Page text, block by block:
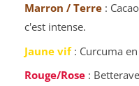
Marron / Terre:
c'est intense.
Jaune vif: Curcuma
Rouge/Rose: